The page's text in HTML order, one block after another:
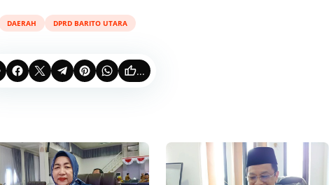
DAERAH DPRD BARITO UTARA
...